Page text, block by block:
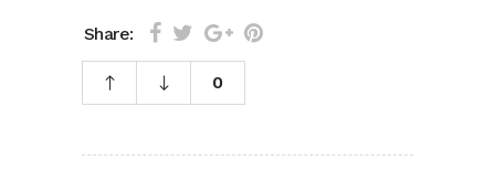
Share:
0